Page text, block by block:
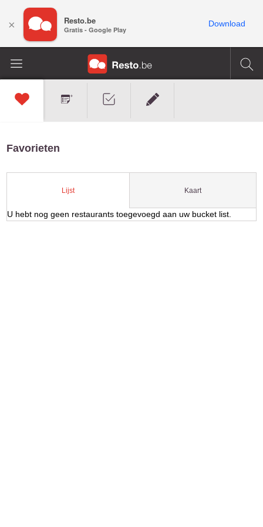
Favorieten
Lijst Kaart
U hebt nog geen restaurants toegevoegd aan uw bucket list.
× Resto.be
Gratis - Google Play
Download